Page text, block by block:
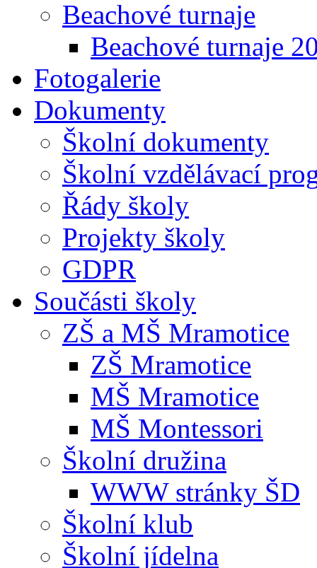
Beachové turnaje
Beachové turnaje
Fotogalerie
Dokumenty
Školní dokumenty
Školní vzdělávací
Řády školy
Projekty školy
GDPR
Součásti školy
ZŠ a MŠ Mramotice
ZŠ Mramotice
MŠ Mramotice
MŠ Montessori
Školní družina
WWW stránky ŠD
Školní klub
Školní jídelna